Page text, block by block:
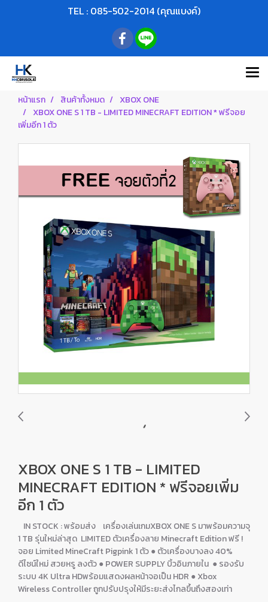
TEL : 085-502-2014 (คุณแบงค์)
หน้าแรก สินค้าทั้งหมด
XBOX ONE
XBOX ONE S 1 TB - LIMITED MINECRAFT EDITION * ฟรีจอย
เพิ่มอีก 1 ตัว
XBOX ONE S 1 TB - LIMITED
MINECRAFT EDITION * ฟรีจอยเพิ่ม
อีก 1 ตัว
IN STOCK : พร้อมส่ง เครื่องเล่นเกมXBOX ONE S มาพร้อมความจุ
1 TB รุ่นใหม่ล่าสุด LIMITED ตัวเครื่องลาย Minecraft Edition ฟรี !
จอย Limited MineCraft Pigpink 1 ตัว ● ตัวเครื่องบางลง 40%
ดีไซน์ใหม่ สวยหรู ลงตัว ● POWER SUPPLY บิ้วอินภายใน ● รองรับ
ระบบ 4K Ultra HDพร้อมแสดงผลหน้าจอเป็น HDR ● Xbox
Wireless Controller ถูกปรับปรุงให้มีระยะส่งไกลขึ้นถึงสองเท่า